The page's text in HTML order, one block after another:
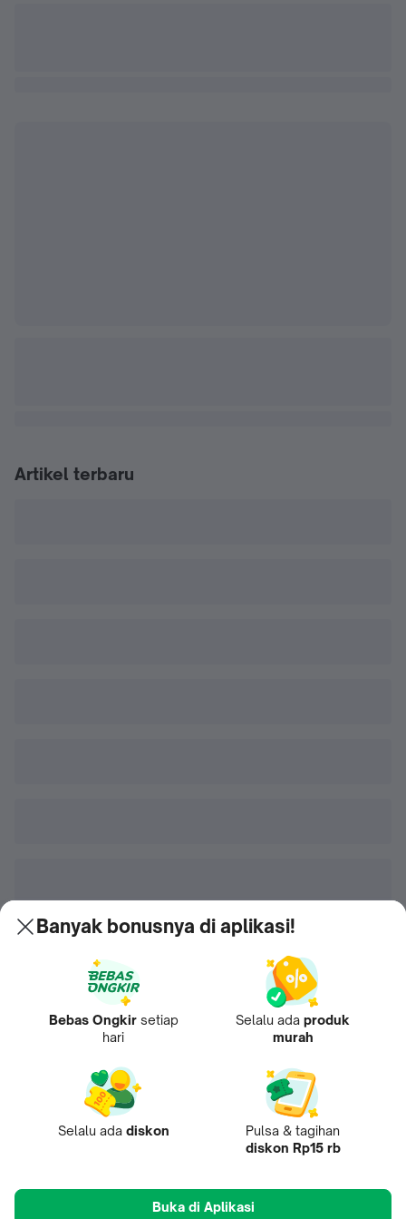
Artikel terbaru
Banyak bonusnya di aplikasi!
Bebas Ongkir setiap
hari
Selalu ada produk
murah
Selalu ada diskon
Pulsa & tagihan
diskon Rp15 rb
Buka di Aplikasi